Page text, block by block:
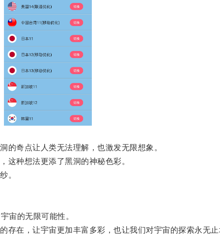
奇点让人类无法理解，也激发无限想象。
种想法更添了黑洞的神秘色彩。
。
的无限可能性。
在，让宇宙更加丰富多彩，也让我们对宇宙的探索永无止